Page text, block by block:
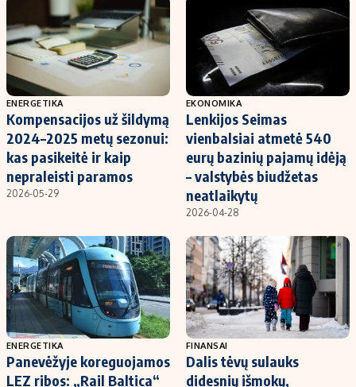
ENERGETIKA
Kompensacijos už šildymą
2024–2025 metų sezonui:
kas pasikeitė ir kaip
nepraleisti paramos
2026-05-29
EKONOMIKA
Lenkijos Seimas
vienbalsiai atmetė 540
eurų bazinių pajamų idėją
– valstybės biudžetas
neatlaikytų
2026-04-28
ENERGETIKA
Panevėžyje koreguojamos
LEZ ribos: „Rail Baltica“
FINANSAI
Dalis tėvų sulauks
didesnių išmokų,